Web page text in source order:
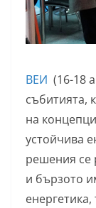
ВЕИ (16-18
събитията,
на
устойчива
решения се
и бързото